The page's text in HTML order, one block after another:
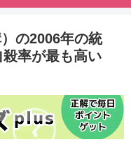
の2006年の統
率が最も高い